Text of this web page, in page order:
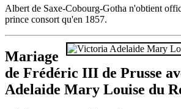
Albert de Saxe-Cobourg-Gotha n'obtient
prince consort qu'en 1857.
Mariage
de Frédéric III de Prusse
Adelaide Mary Louise du